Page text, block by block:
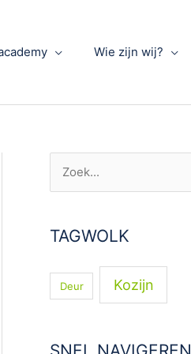
Wie zijn wij?
k
n
r
TAGWOLK
Deur Kozijn